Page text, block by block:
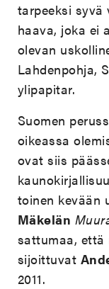
tarpeeksi syvä
haava, joka ei
olevan
Lahdenpohja,
ylipapitar.
Suomen
oikeassa
ovat siis
toinen kevään
Mäkelän
sattumaa, että
sijoittuvat
2011.